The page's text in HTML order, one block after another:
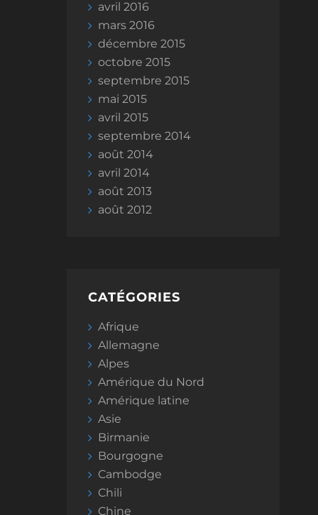
avril 2016
mars 2016
décembre 2015
octobre 2015
septembre 2015
mai 2015
avril 2015
septembre 2014
août 2014
avril 2014
août 2013
août 2012
CATÉGORIES
Afrique
Allemagne
Alpes
Amérique du Nord
Amérique latine
Asie
Birmanie
Bourgogne
Cambodge
Chili
Chine